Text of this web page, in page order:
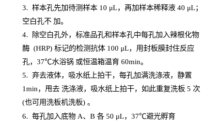
3. 样本孔先加待测样本 10 μL，再加样本稀释液 40 μL；
空白孔不 加。
4.
除空白孔外，标准品孔和样本孔中每孔加入辣根化物
酶 (HRP) 标记的检测抗体 100 μL，用封板膜封住反应
孔， 37℃水浴锅 或恒温箱温育60min。
5. 弃去液体，吸水纸上拍干，每孔加满洗涤液，静置
1min，甩去 洗涤液，吸水纸上拍干，如此重复洗板 5 次
(也可用洗板机洗板) 。
6. 每孔加入底物A、B 各 50 μL，37℃避光孵育